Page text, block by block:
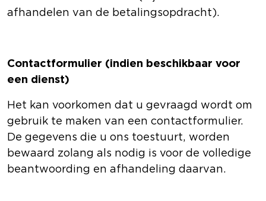
afhandelen van de betalingsopdracht).
Contactformulier (indien beschikbaar voor
een dienst)
Het kan voorkomen dat u gevraagd wordt om
gebruik te maken van een contactformulier.
De gegevens die u ons toestuurt, worden
bewaard zolang als nodig is voor de volledige
beantwoording en afhandeling daarvan.